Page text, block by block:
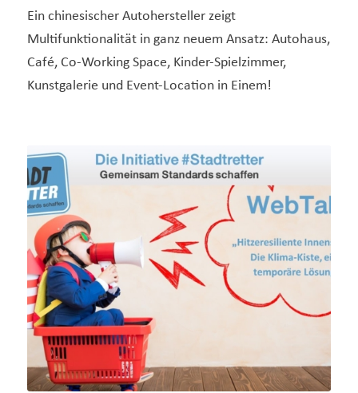
Ein chinesischer Autohersteller zeigt
Multifunktionalität in ganz neuem Ansatz: Autohaus,
Café, Co-Working Space, Kinder-Spielzimmer,
Kunstgalerie und Event-Location in Einem!